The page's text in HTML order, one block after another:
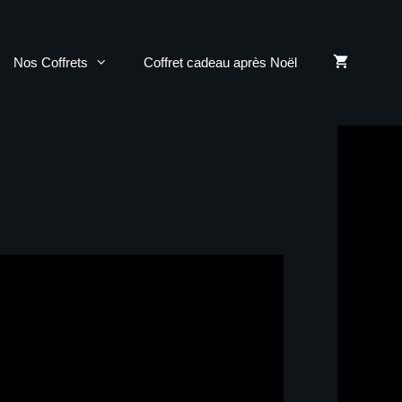
Nos Coffrets Coffret cadeau après Noël